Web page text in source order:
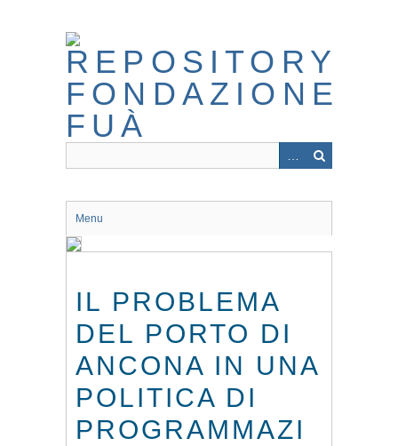
Menu
IL PROBLEMA
DEL PORTO DI
ANCONA IN UNA
POLITICA DI
PROGRAMMAZI